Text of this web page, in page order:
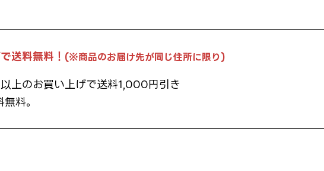
送料無料！ (※商品のお届け先が同じ住所に限り)
上のお買い上げで送料1,000円引き
料。